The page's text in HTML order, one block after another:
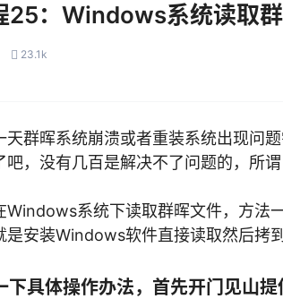
25：Windows系统读取
23.1k
群晖系统崩溃或者重装系统出现问
，没有几百是解决不了问题的，所
Windows系统下读取群晖文件，方法
是安装Windows软件直接读取然后拷
具体操作办法，首先开门见山提